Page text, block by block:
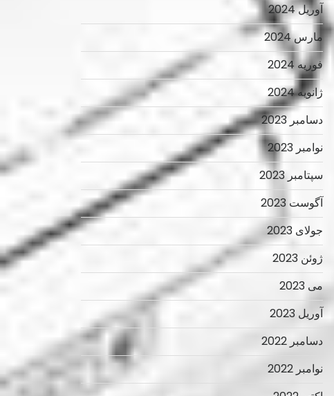
آوریل 2024
مارس 2024
فوریه 2024
ژانویه 2024
دسامبر 2023
نوامبر 2023
سپتامبر 2023
آگوست 2023
جولای 2023
ژوئن 2023
می 2023
آوریل 2023
دسامبر 2022
نوامبر 2022